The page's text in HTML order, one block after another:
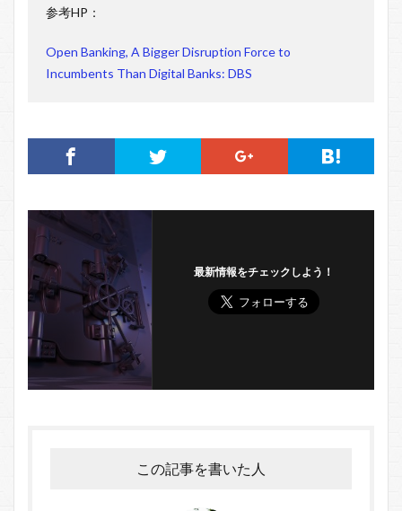
参考HP：
Open Banking, A Bigger Disruption Force to
Incumbents Than Digital Banks: DBS
最新情報をチェックしよう！
この記事を書いた人